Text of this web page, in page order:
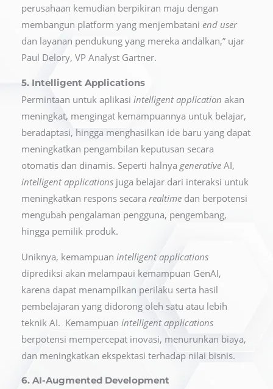
perusahaan kemudian berpikiran maju dengan
membangun platform yang menjembatani end user
dan layanan pendukung yang mereka andalkan,” ujar
Paul Delory, VP Analyst Gartner.
5. Intelligent Applications
Permintaan untuk aplikasi intelligent application akan
meningkat, mengingat kemampuannya untuk belajar,
beradaptasi, hingga menghasilkan ide baru yang dapat
meningkatkan pengambilan keputusan secara
otomatis dan dinamis. Seperti halnya generative AI,
intelligent applications juga belajar dari interaksi untuk
meningkatkan respons secara realtime dan berpotensi
mengubah pengalaman pengguna, pengembang,
hingga pemilik produk.
Uniknya, kemampuan intelligent applications
diprediksi akan melampaui kemampuan GenAI,
karena dapat menampilkan perilaku serta hasil
pembelajaran yang didorong oleh satu atau lebih
teknik AI. Kemampuan intelligent applications
berpotensi mempercepat inovasi, menurunkan biaya,
dan meningkatkan ekspektasi terhadap nilai bisnis.
6. AI-Augmented Development